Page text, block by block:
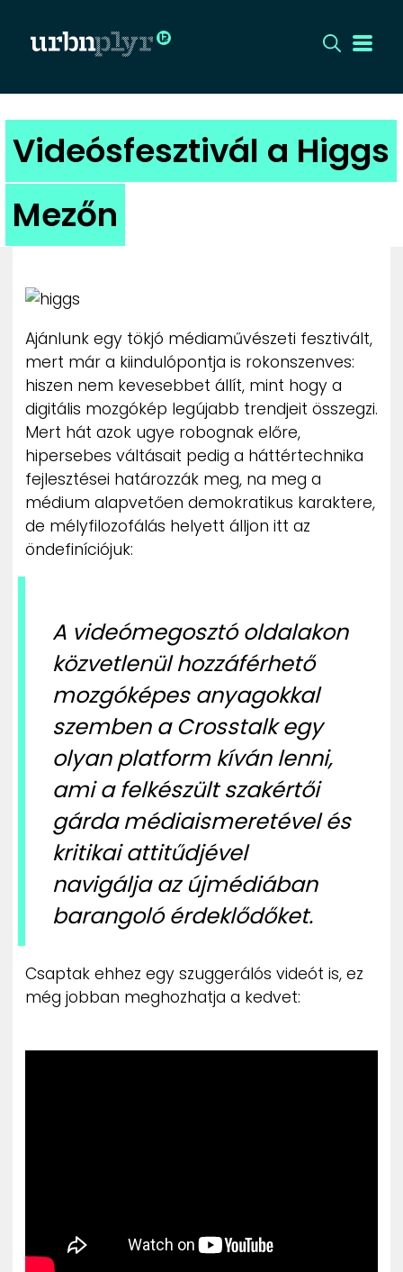
CÍMLAP
DIZÁJN
KULT
UTCA
ZENE
MÉDIAAJÁNLAT
IMPRESSZUM
PR-ARCHÍVUM
ADATKEZELÉSI TÁJÉKOZTATÓ
Videósfesztivál a Higgs
Mezőn
Ajánlunk egy tökjó médiaművészeti fesztivált,
mert már a kiindulópontja is rokonszenves:
hiszen nem kevesebbet állít, mint hogy a
digitális mozgókép legújabb trendjeit összegzi.
Mert hát azok ugye robognak előre,
hipersebes váltásait pedig a háttértechnika
fejlesztései határozzák meg, na meg a
médium alapvetően demokratikus karaktere,
de mélyfilozofálás helyett álljon itt az
öndefiníciójuk:
A videómegosztó oldalakon
közvetlenül hozzáférhető
mozgóképes anyagokkal
szemben a Crosstalk egy
olyan platform kíván lenni,
ami a felkészült szakértői
gárda médiaismeretével és
kritikai attitűdjével
navigálja az újmédiában
barangoló érdeklődőket.
Csaptak ehhez egy szuggerálós videót is, ez
még jobban meghozhatja a kedvet: